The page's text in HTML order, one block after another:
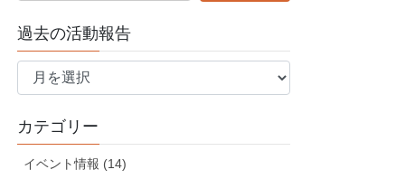
過去の活動報告
過
活
動
報
カテゴリー
イベント情報 (14)